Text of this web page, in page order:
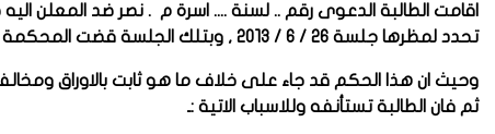
اقامت الطالبة الدعوى رقم .. لسنة .... اسرة م . نصر ضد المعلن
تحدد لمظرها جلسة 26 / 6 / 2013 , وبتلك الجلسة قضت المحكمة برفض الدعوى والزمت المدعيه بالمصاريف
وحيث ان هذا الحكم قد جاء على خلاف ما هو ثابت بالاوراق
ثم فان الطالبة تستأنفه وللاسباب الاتية :ـ